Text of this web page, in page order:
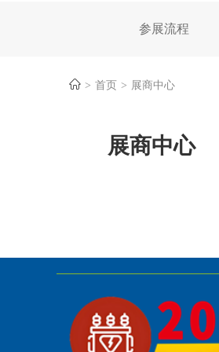
参展流程
首页 展商中心
展商中心